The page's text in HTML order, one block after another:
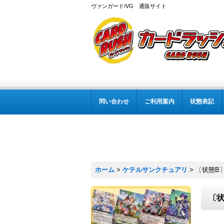
ヴァンガード/VG 通販サイト
問い合わせ ご利用案内 状態表記
ホーム > ケテルサンクチュアリ > 〔状態
〔